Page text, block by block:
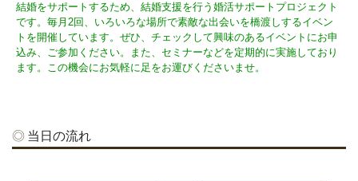
結婚をサポートするため、結婚支援を行う婚活サポートプロジェクト
です。毎月2回、いろいろな場所で素敵な出会いを橋渡しするイベン
トを開催しています。ぜひ、チェックして興味のあるイベントにお申
込み、ご参加ください。また、セミナーなどを定期的に実施しており
ます。この機会にお気軽に足をお運びくださいませ。
当日の流れ